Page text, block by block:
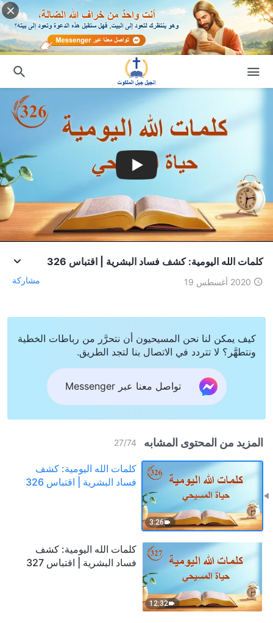
كلمات الله اليومية: كشف فساد البشرية | اقتباس 326
2020 أغسطس 19 مشاركة
كيف يمكن لنا نحن المسيحيون أن نتحرَّر من رباطات الخطية
ونتطهَّر؟ لا تتردد في الاتصال بنا لتجد الطريق.
تواصل معنا عبر Messenger
المزيد من المحتوى المشابه 27/74
3:26
كلمات الله اليومية: كشف
فساد البشرية | اقتباس 326
12:32
كلمات الله اليومية: كشف
فساد البشرية | اقتباس 327